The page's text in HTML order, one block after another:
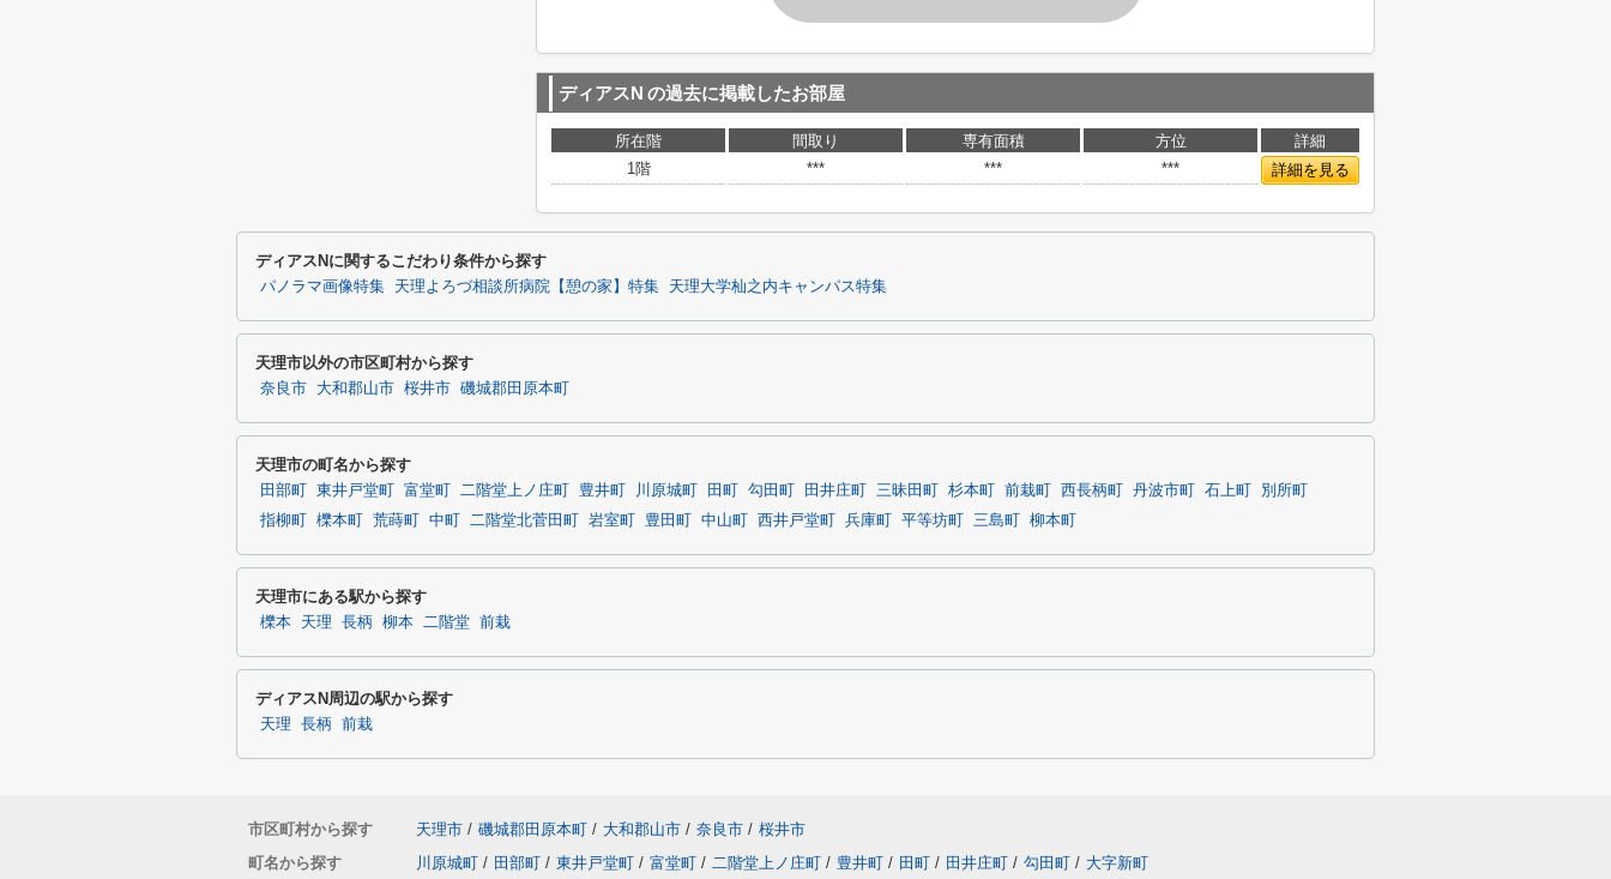
ディアスN の過去に掲載したお部屋
所在階 間取り 専有面積 方位
詳細
1階
*** *** *** 詳細を見る
ディアスNに関するこだわり条件から探す
パノラマ画像特集 天理よろづ相談所病院【憩の家】特集 天理大学杣之内キャンパス特集
天理市以外の市区町村から探す
奈良市 大和郡山市 桜井市 磯城郡田原本町
天理市の町名から探す
田部町 東井戸堂町 富堂町 二階堂上ノ庄町 豊井町 川原城町 田町 勾田町 田井庄町 三昧田町 杉本町 前栽町 西長柄町 丹波市町 石上町
別所町
指柳町
櫟本町 荒蒔町 中町 二階堂北菅田町 岩室町 豊田町 中山町 西井戸堂町 兵庫町 平等坊町 三島町 柳本町
天理市にある駅から探す
櫟本 天理 長柄 柳本 二階堂 前栽
ディアスN周辺の駅から探す
天理 長柄 前栽
市区町村から探す 天理市 / 磯城郡田原本町 / 大和郡山市 / 奈良市 / 桜井市
町名から探す
川原城町 / 田部町 / 東井戸堂町 / 富堂町 / 二階堂上ノ庄町 / 豊井町 / 田町 / 田井庄町 / 勾田町 / 大字新町